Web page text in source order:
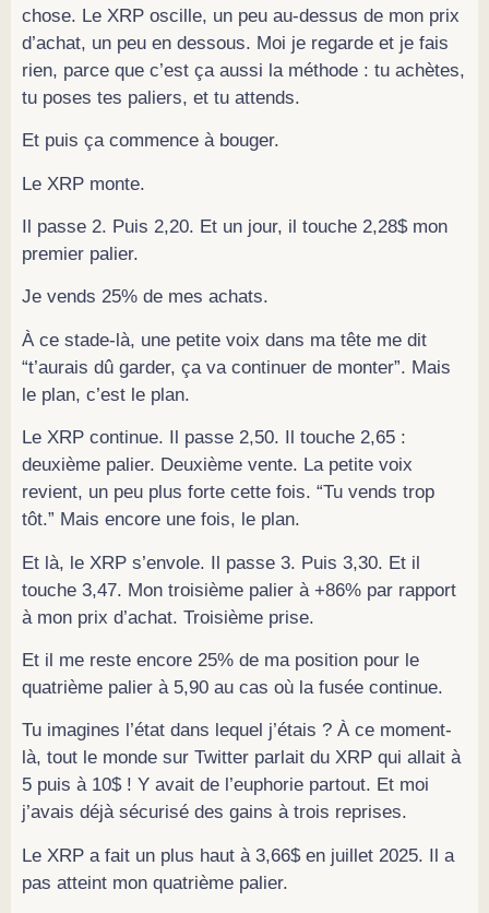
chose. Le XRP oscille, un peu au-dessus de mon prix
d’achat, un peu en dessous. Moi je regarde et je fais
rien, parce que c’est ça aussi la méthode : tu achètes,
tu poses tes paliers, et tu attends.
Et puis ça commence à bouger.
Le XRP monte.
Il passe 2. Puis 2,20. Et un jour, il touche 2,28$ mon
premier palier.
Je vends 25% de mes achats.
À ce stade-là, une petite voix dans ma tête me dit
“t’aurais dû garder, ça va continuer de monter”. Mais
le plan, c’est le plan.
Le XRP continue. Il passe 2,50. Il touche 2,65 :
deuxième palier. Deuxième vente. La petite voix
revient, un peu plus forte cette fois. “Tu vends trop
tôt.” Mais encore une fois, le plan.
Et là, le XRP s’envole. Il passe 3. Puis 3,30. Et il
touche 3,47. Mon troisième palier à +86% par rapport
à mon prix d’achat. Troisième prise.
Et il me reste encore 25% de ma position pour le
quatrième palier à 5,90 au cas où la fusée continue.
Tu imagines l’état dans lequel j’étais ? À ce moment-
là, tout le monde sur Twitter parlait du XRP qui allait à
5 puis à 10$ ! Y avait de l’euphorie partout. Et moi
j’avais déjà sécurisé des gains à trois reprises.
Le XRP a fait un plus haut à 3,66$ en juillet 2025. Il a
pas atteint mon quatrième palier.